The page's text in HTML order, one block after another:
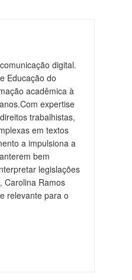
digital.
Educação do
acadêmica à
expertise
trabalhistas,
em textos
a impulsiona a
bem
legislações
Carolina Ramos
relevante para o